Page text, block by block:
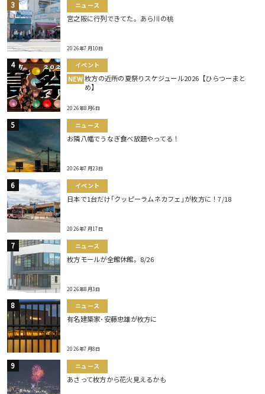
ニュース
宮之阪に行列できてた。あら川の桃
2026年7月10日
イベント
NEW 枚方の近所の夏祭りスケジュール2026【ひらつーまと
め】
2026年8月6日
ニュース
お隣八幡でうなぎ食べ放題やってる！
2026年7月23日
イベント
日本で1台だけ｢クッピーラムネカフェ｣が枚方に！7/18
2026年7月17日
ニュース
枚方モールが全館休館。8/26
2026年8月3日
ニュース
有名建築家･安藤忠雄が枚方に
2026年7月8日
ニュース
あさって枚方から花火見えるかも